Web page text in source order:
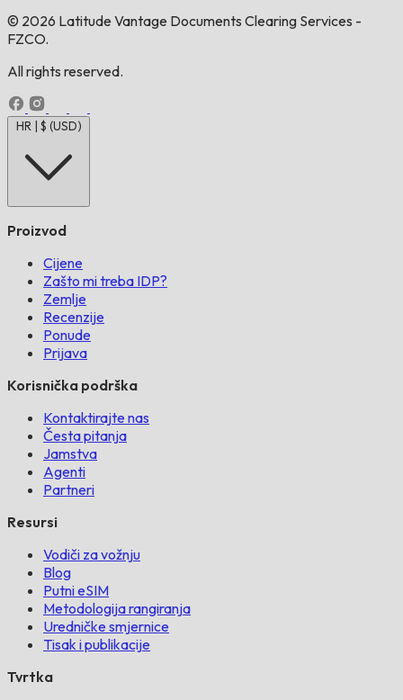
© 2026 Latitude Vantage Documents Clearing Services -
FZCO.
All rights reserved.
HR | $ (USD)
Proizvod
Cijene
Zašto mi treba IDP?
Zemlje
Recenzije
Ponude
Prijava
Korisnička podrška
Kontaktirajte nas
Česta pitanja
Jamstva
Agenti
Partneri
Resursi
Vodiči za vožnju
Blog
Putni eSIM
Metodologija rangiranja
Uredničke smjernice
Tisak i publikacije
Tvrtka